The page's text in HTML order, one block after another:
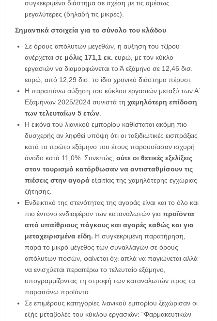
συγκεκριμένο διάστημα σε σχέση με τις αμέσως
μεγαλύτερες (δηλαδή τις μικρές).
Σημαντικά στοιχεία για το σύνολο του κλάδου
Σε όρους απόλυτων μεγεθών, η αύξηση του τζίρου
ανέρχεται σε μόλις 171,1 εκ. ευρώ, με τον κύκλο
εργασιών να διαμορφώνεται το Ά εξάμηνο σε 12,46 δισ.
ευρώ, από 12,29 δισ. το ίδιο χρονικό διάστημα πέρυσι.
Η παραπάνω αύξηση του κύκλου εργασιών μεταξύ των Α΄
Εξαμήνων 2025/2024 συνιστά τη χαμηλότερη επίδοση
των τελευταίων 5 ετών.
Η εικόνα του λιανικού εμπορίου καθίσταται ακόμη πιο
δυσχερής αν ληφθεί υπόψη ότι οι ταξιδιωτικές εισπράξεις
κατά το πρώτο εξάμηνο του έτους παρουσίασαν ισχυρή
άνοδο κατά 11,0%. Συνεπώς, ούτε οι θετικές εξελίξεις
στον τουρισμό κατόρθωσαν να αντισταθμίσουν τις
πιέσεις στην αγορά εξαιτίας της χαμηλότερης εγχώριας
ζήτησης.
Ενδεικτικό της στενότητας της αγοράς είναι και το όλο και
πιο έντονο ενδιαφέρον των καταναλωτών για προϊόντα
από υπαίθριους πάγκους και αγορές καθώς και για
μεταχειρισμένα είδη. Η συγκεκριμένη παρατήρηση,
παρά το μικρό μέγεθος των συναλλαγών σε όρους
απόλυτων ποσών, φαίνεται όχι απλά να παγιώνεται αλλά
να ενισχύεται περαιτέρω το τελευταίο εξάμηνο,
υπογραμμίζοντας τη στροφή των καταναλωτών προς τα
παραπάνω προϊόντα.
Σε επιμέρους κατηγορίες λιανικού εμπορίου ξεχώρισαν οι
εξής μεταβολές του κύκλου εργασιών: “Φαρμακευτικών